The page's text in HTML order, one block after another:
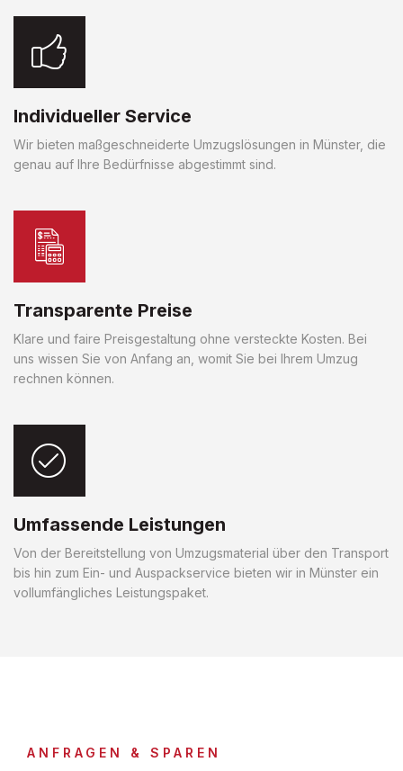
Individueller Service
Wir bieten maßgeschneiderte Umzugslösungen in Münster, die
genau auf Ihre Bedürfnisse abgestimmt sind.
Transparente Preise
Klare und faire Preisgestaltung ohne versteckte Kosten. Bei
uns wissen Sie von Anfang an, womit Sie bei Ihrem Umzug
rechnen können.
Umfassende Leistungen
Von der Bereitstellung von Umzugsmaterial über den Transport
bis hin zum Ein- und Auspackservice bieten wir in Münster ein
vollumfängliches Leistungspaket.
ANFRAGEN & SPAREN